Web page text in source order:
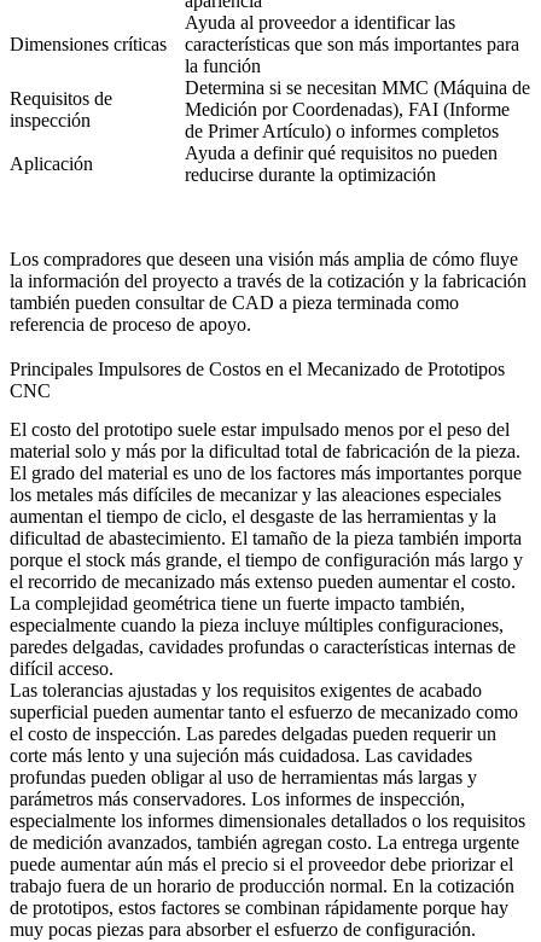
Dimensiones críticas
Ayuda al proveedor a identificar las
características que son más importantes para
la función
Requisitos de
inspección
Determina si se necesitan MMC (Máquina de
Medición por Coordenadas), FAI (Informe
de Primer Artículo) o informes completos
Aplicación
Ayuda a definir qué requisitos no pueden
reducirse durante la optimización
Los compradores que deseen una visión más amplia de cómo fluye
la información del proyecto a través de la cotización y la fabricación
también pueden consultarde CAD a pieza terminada como
referencia de proceso de apoyo.
Principales Impulsores de Costos en el Mecanizado de Prototipos
CNC
El costo del prototipo suele estar impulsado menos por el peso del
material solo y más por la dificultad total de fabricación de la pieza.
El grado del material es uno de los factores más importantes porque
los metales más difíciles de mecanizar y las aleaciones especiales
aumentan el tiempo de ciclo, el desgaste de las herramientas y la
dificultad de abastecimiento. El tamaño de la pieza también importa
porque el stock más grande, el tiempo de configuración más largo y
el recorrido de mecanizado más extenso pueden aumentar el costo.
La complejidad geométrica tiene un fuerte impacto también,
especialmente cuando la pieza incluye múltiples configuraciones,
paredes delgadas, cavidades profundas o características internas de
difícil acceso.
Las tolerancias ajustadas y los requisitos exigentes de acabado
superficial pueden aumentar tanto el esfuerzo de mecanizado como
el costo de inspección. Las paredes delgadas pueden requerir un
corte más lento y una sujeción más cuidadosa. Las cavidades
profundas pueden obligar al uso de herramientas más largas y
parámetros más conservadores. Los informes de inspección,
especialmente los informes dimensionales detallados o los requisitos
de medición avanzados, también agregan costo. La entrega urgente
puede aumentar aún más el precio si el proveedor debe priorizar el
trabajo fuera de un horario de producción normal. En la cotización
de prototipos, estos factores se combinan rápidamente porque hay
muy pocas piezas para absorber el esfuerzo de configuración.